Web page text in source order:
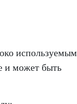
используемым
и может быть